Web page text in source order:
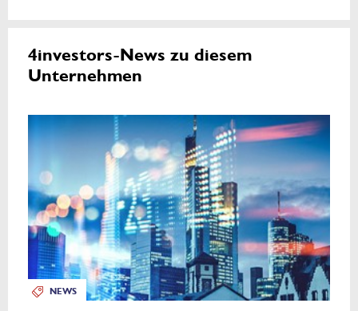
4investors-News zu diesem
Unternehmen
NEWS